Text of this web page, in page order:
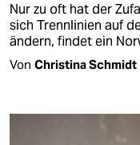
Nur zu oft hat der
sich Trennlinien auf
ändern, findet ein
Von Christina Schmidt